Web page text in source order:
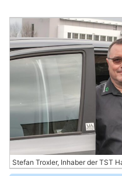
Stefan Troxler, Inhaber der TST